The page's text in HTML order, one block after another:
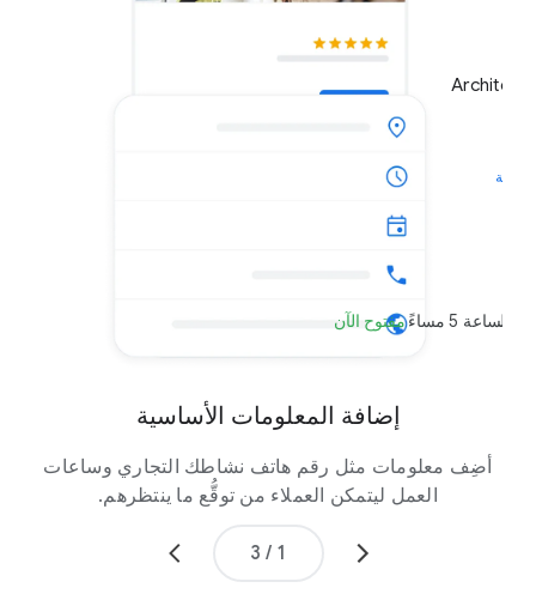
Architect
عامة
مفتوح الآن 5 مساءً
إضافة المعلومات الأساسية
أضِف معلومات مثل رقم هاتف نشاطك التجاري وساعات
العمل ليتمكن العملاء من توقُّع ما ينتظرهم.
1
/
3